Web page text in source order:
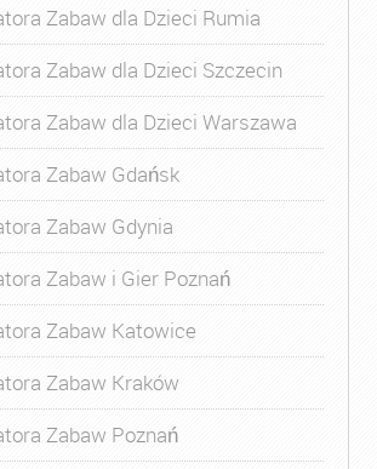
Zabaw dla Dzieci Rumia
Zabaw dla Dzieci Szczecin
Zabaw dla Dzieci Warszawa
Zabaw Gdańsk
Zabaw Gdynia
Zabaw i Gier Poznań
Zabaw Katowice
Zabaw Kraków
Zabaw Poznań